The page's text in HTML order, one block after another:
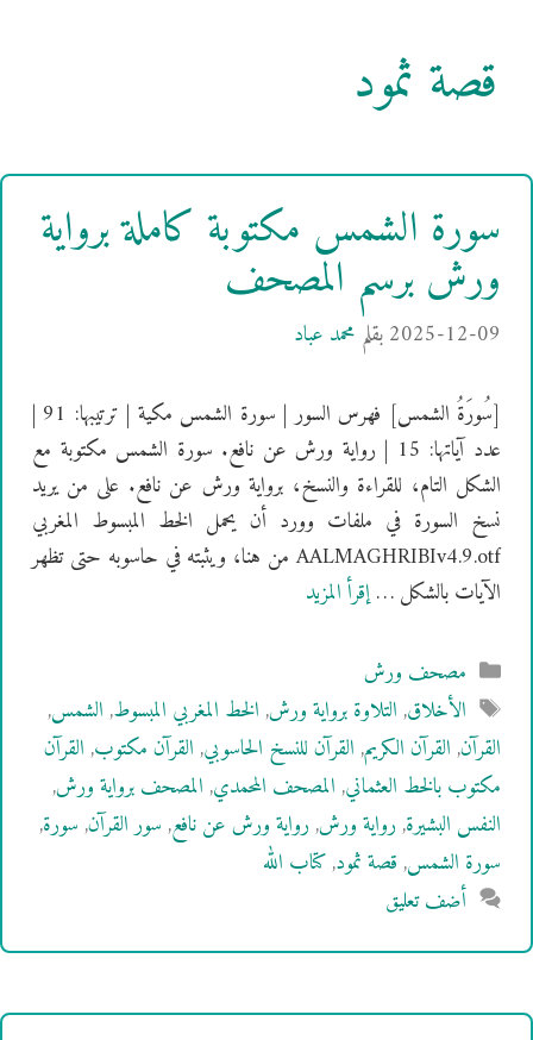
قصة ثمود
سورة الشمس مكتوبة كاملة برواية
ورش برسم المصحف
2025-12-09بقلم محمد عباد
[سُورَةُ الشمس] فهرس السور | سورة الشمس مكية | ترتيبها: 91 |
عدد آياتها: 15 | رواية ورش عن نافع. سورة الشمس مكتوبة مع
الشكل التام، للقراءة والنسخ، برواية ورش عن نافع. على من يريد
نسخ السورة في ملفات وورد أن يحمل الخط المبسوط المغربي
AALMAGHRIBIv4.9.otf من هنا، ويثبته في حاسوبه حتى تظهر
الآيات بالشكل …إقرأ المزيد
التصنيفات
مصحف ورش
الوسوم
الأخلاق,التلاوة برواية ورش,الخط المغربي المبسوط,الشمس,
القرآن,القرآن الكريم,القرآن للنسخ الحاسوبي,القرآن مكتوب,القرآن
مكتوب بالخط العثماني,المصحف المحمدي,المصحف برواية ورش,
النفس البشيرة,رواية ورش,رواية ورش عن نافع,سور القرآن,سورة,
سورة الشمس,قصة ثمود,كتاب الله
أضف تعليق